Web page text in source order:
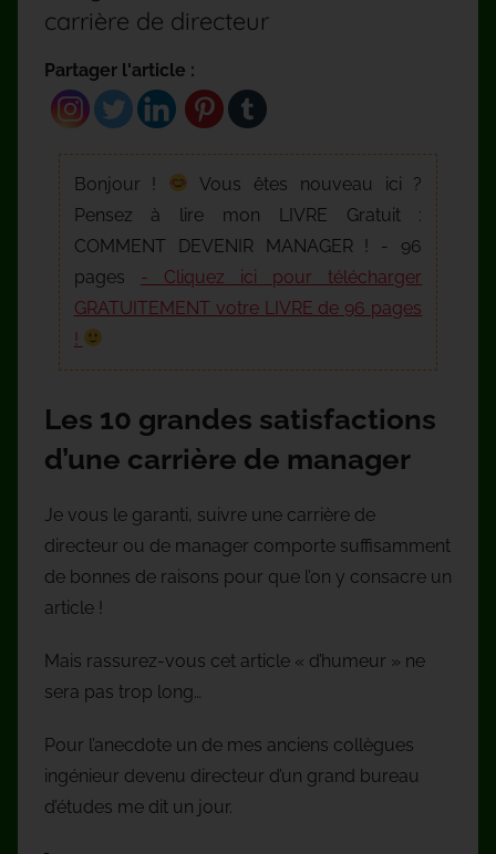
carrière de directeur
Partager l'article :
Bonjour !
Vous êtes nouveau ici ?
Pensez à lire mon LIVRE Gratuit :
COMMENT DEVENIR MANAGER ! - 96
pages - Cliquez ici pour télécharger
GRATUITEMENT votre LIVRE de 96 pages
!
Les 10 grandes satisfactions
d’une carrière de manager
Je vous le garanti, suivre une carrière de
directeur ou de manager comporte suffisamment
de bonnes de raisons pour que l’on y consacre un
article !
Mais rassurez-vous cet article « d’humeur » ne
sera pas trop long…
Pour l’anecdote un de mes anciens collègues
ingénieur devenu directeur d’un grand bureau
d’études me dit un jour.